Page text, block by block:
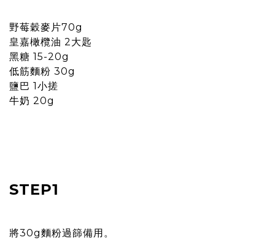
野莓穀麥片70g
皇嘉橄欖油 2大匙
黑糖 15-20g
低筋麵粉 30g
鹽巴 1小搓
牛奶 20g
STEP1
將30g麵粉過篩備用。